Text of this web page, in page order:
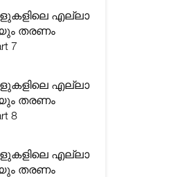
എല്ലാ
തരണം
7
എല്ലാ
തരണം
8
എല്ലാ
തരണം